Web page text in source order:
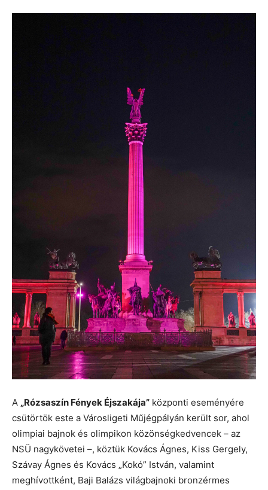
A „Rózsaszín Fények Éjszakája” központi eseményére
csütörtök este a Városligeti Műjégpályán került sor, ahol
olimpiai bajnok és olimpikon közönségkedvencek – az
NSÜ nagykövetei –, köztük Kovács Ágnes, Kiss Gergely,
Szávay Ágnes és Kovács „Kokó” István, valamint
meghívottként, Baji Balázs világbajnoki bronzérmes